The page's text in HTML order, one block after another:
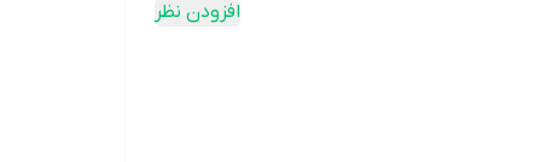
افزودن نظر